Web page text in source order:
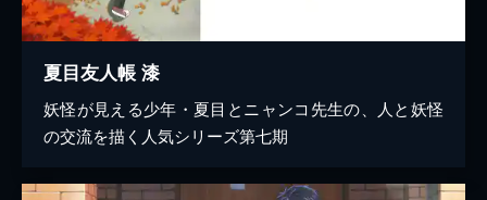
夏目友人帳 漆
妖怪が見える少年・夏目とニャンコ先生の、人と妖怪
の交流を描く人気シリーズ第七期